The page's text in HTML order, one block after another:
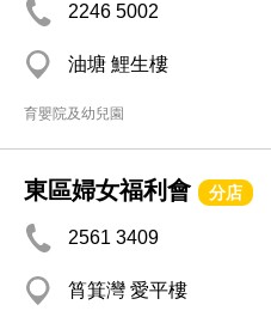
2246 5002
油塘 鯉生樓
育嬰院及幼兒園
東區婦女福利會 分店
2561 3409
筲箕灣 愛平樓